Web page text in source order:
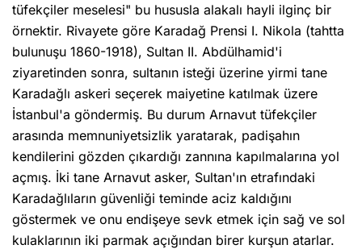
tüfekçiler meselesi" bu hususla alakalı hayli ilginç bir
örnektir. Rivayete göre Karadağ Prensi I. Nikola (tahtta
bulunuşu 1860-1918), Sultan II. Abdülhamid'i
ziyaretinden sonra, sultanın isteği üzerine yirmi tane
Karadağlı askeri seçerek maiyetine katılmak üzere
İstanbul'a göndermiş. Bu durum Arnavut tüfekçiler
arasında memnuniyetsizlik yaratarak, padişahın
kendilerini gözden çıkardığı zannına kapılmalarına yol
açmış. İki tane Arnavut asker, Sultan'ın etrafındaki
Karadağlıların güvenliği teminde aciz kaldığını
göstermek ve onu endişeye sevk etmek için sağ ve sol
kulaklarının iki parmak açığından birer kurşun atarlar.